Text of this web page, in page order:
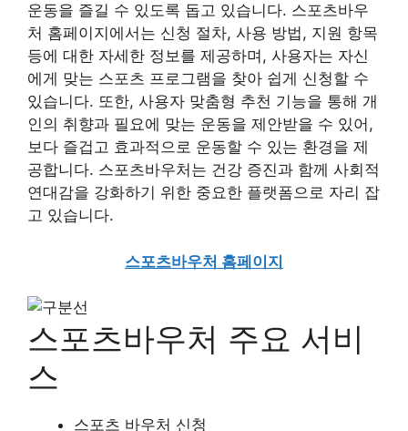
운동을 즐길 수 있도록 돕고 있습니다. 스포츠바우
처 홈페이지에서는 신청 절차, 사용 방법, 지원 항목
등에 대한 자세한 정보를 제공하며, 사용자는 자신
에게 맞는 스포츠 프로그램을 찾아 쉽게 신청할 수
있습니다. 또한, 사용자 맞춤형 추천 기능을 통해 개
인의 취향과 필요에 맞는 운동을 제안받을 수 있어,
보다 즐겁고 효과적으로 운동할 수 있는 환경을 제
공합니다. 스포츠바우처는 건강 증진과 함께 사회적
연대감을 강화하기 위한 중요한 플랫폼으로 자리 잡
고 있습니다.
스포츠바우처 홈페이지
스포츠바우처 주요 서비
스
스포츠 바우처 신청